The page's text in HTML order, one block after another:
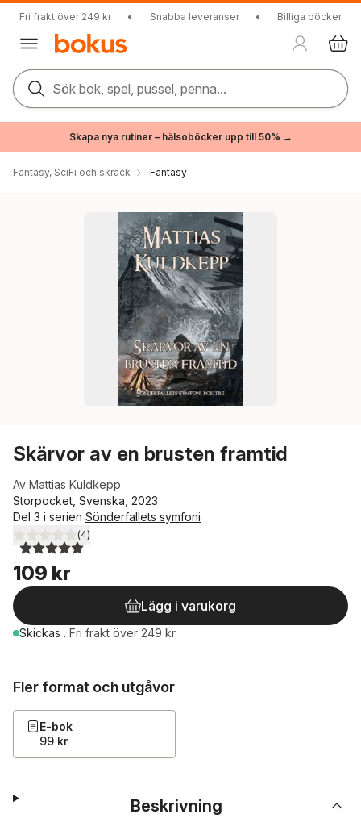
Fri frakt över 249 kr • Snabba leveranser • Billiga böcker
Sök bok, spel, pussel, penna...
Skapa nya rutiner – hälsoböcker upp till 50% →
Fantasy, SciFi och skräck Fantasy
Skärvor av en brusten framtid
Av Mattias Kuldkepp
Storpocket, Svenska, 2023
Del 3 i serien Sönderfallets symfoni
5,0utav 5 stjärnor. Totalt antal röster:
(4)
109 kr
Lägg i varukorg
Skickas . Fri frakt över 249 kr.
Fler format och utgåvor
E-bok
99 kr
Beskrivning